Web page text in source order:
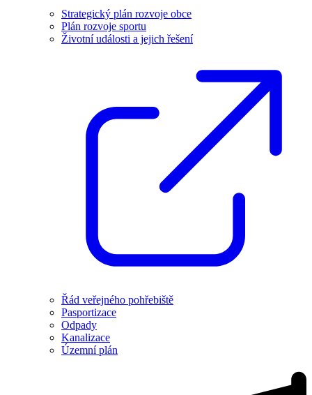
Strategický plán rozvoje obce
Plán rozvoje sportu
Životní události a jejich řešení
Řád veřejného pohřebiště
Pasportizace
Odpady
Kanalizace
Územní plán